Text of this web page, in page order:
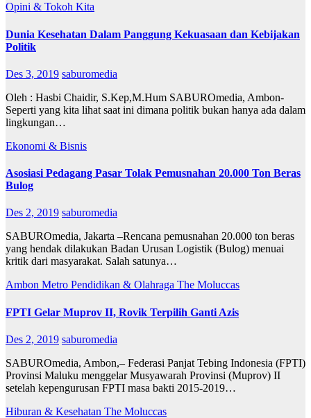
Opini & Tokoh Kita
Dunia Kesehatan Dalam Panggung Kekuasaan dan Kebijakan
Politik
Des 3, 2019 saburomedia
Oleh : Hasbi Chaidir, S.Kep,M.Hum SABUROmedia, Ambon-
Seperti yang kita lihat saat ini dimana politik bukan hanya ada dalam
lingkungan…
Ekonomi & Bisnis
Asosiasi Pedagang Pasar Tolak Pemusnahan 20.000 Ton Beras
Bulog
Des 2, 2019 saburomedia
SABUROmedia, Jakarta –Rencana pemusnahan 20.000 ton beras
yang hendak dilakukan Badan Urusan Logistik (Bulog) menuai
kritik dari masyarakat. Salah satunya…
Ambon Metro Pendidikan & Olahraga The Moluccas
FPTI Gelar Muprov II, Rovik Terpilih Ganti Azis
Des 2, 2019 saburomedia
SABUROmedia, Ambon,– Federasi Panjat Tebing Indonesia (FPTI)
Provinsi Maluku menggelar Musyawarah Provinsi (Muprov) II
setelah kepengurusan FPTI masa bakti 2015-2019…
Hiburan & Kesehatan The Moluccas